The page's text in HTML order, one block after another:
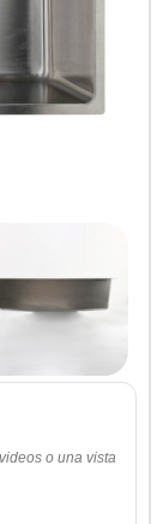
o una vista